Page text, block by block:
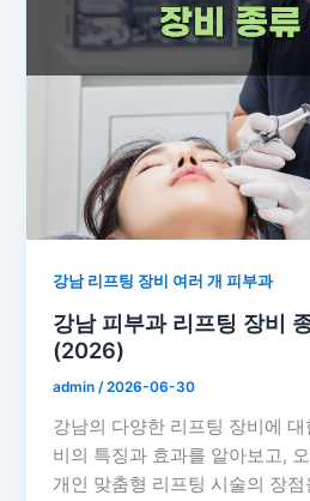
강남 리프팅 장비 여러 개 피부과
강남 피부과 리프팅 장비
(2026)
admin /2026-06-30
강남의 다양한 리프팅 장비에
비의 특징과 효과를 알아보고,
개인 맞춤형 리프팅 시술의 장